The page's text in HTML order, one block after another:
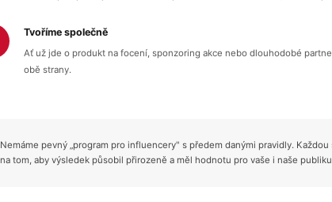
Tvoříme společně
Ať už jde o produkt na focení, sponzoring akce nebo dlouhodobé
obě strany.
Nemáme pevný „program pro influencery" s předem danými pravidly.
na tom, aby výsledek působil přirozeně a měl hodnotu pro vaše i naše